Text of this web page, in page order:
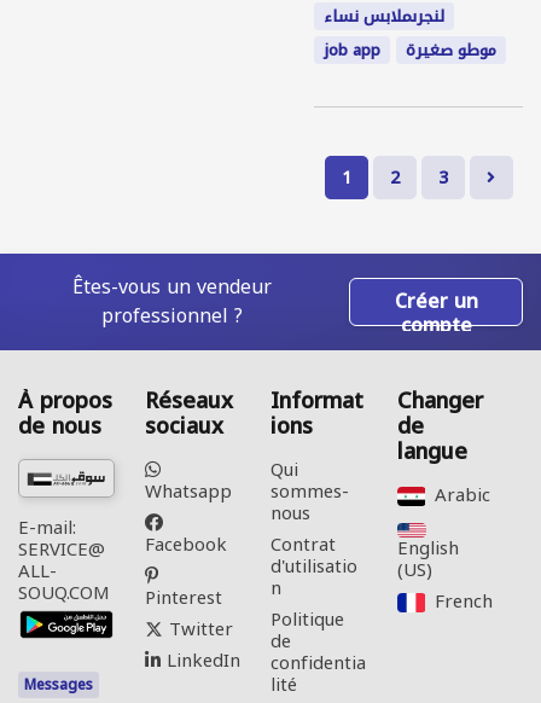
لنجرىملابس نساء
job app
موطو صغيرة
1 2 3
Êtes-vous un vendeur
professionnel ? Créer un
compte
À propos
de nous
E-mail:
SERVICE@
ALL-
SOUQ.COM
Messages
Réseaux
sociaux
Whatsapp
Facebook
Pinterest
Twitter
LinkedIn
Informat
ions
Qui
sommes-
nous
Contrat
d'utilisatio
n
Politique
de
confidentia
lité
Changer
de
langue
Arabic‎
English
(US)‎
French‎